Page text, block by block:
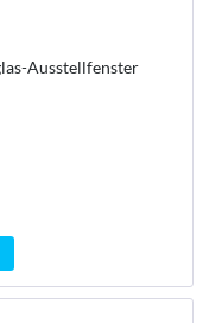
Ausstellfenster